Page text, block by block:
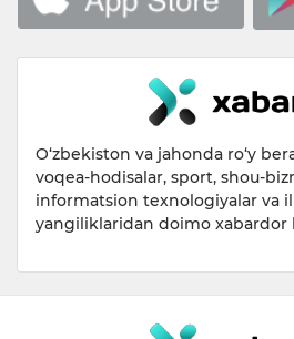
O‘zbekiston va jahonda ro‘y
voqea-hodisalar, sport, shou-
informatsion texnologiyalar va
yangiliklaridan doimo xabardor